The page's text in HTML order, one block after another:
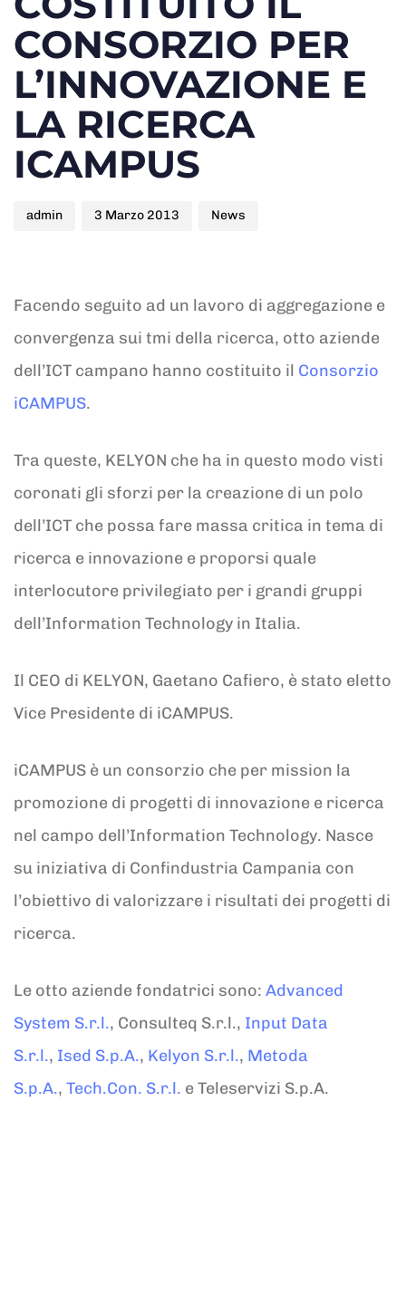
CONSORZIO PER
L’INNOVAZIONE E
LA RICERCA
ICAMPUS
admin 3 Marzo 2013 News
Facendo seguito ad un lavoro di aggregazione e
convergenza sui tmi della ricerca, otto aziende
dell’ICT campano hanno costituito il Consorzio
iCAMPUS.
Tra queste, KELYON che ha in questo modo visti
coronati gli sforzi per la creazione di un polo
dell’ICT che possa fare massa critica in tema di
ricerca e innovazione e proporsi quale
interlocutore privilegiato per i grandi gruppi
dell’Information Technology in Italia.
Il CEO di KELYON, Gaetano Cafiero, è stato eletto
Vice Presidente di iCAMPUS.
iCAMPUS è un consorzio che per mission la
promozione di progetti di innovazione e ricerca
nel campo dell’Information Technology. Nasce
su iniziativa di Confindustria Campania con
l’obiettivo di valorizzare i risultati dei progetti di
ricerca.
Le otto aziende fondatrici sono: Advanced
System S.r.l., Consulteq S.r.l., Input Data
S.r.l., Ised S.p.A., Kelyon S.r.l., Metoda
S.p.A., Tech.Con. S.r.l. e Teleservizi S.p.A.